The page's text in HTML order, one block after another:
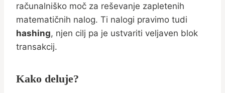
računalniško moč za reševanje zapletenih
matematičnih nalog. Ti nalogi pravimo tudi
hashing, njen cilj pa je ustvariti veljaven blok
transakcij.
Kako deluje?